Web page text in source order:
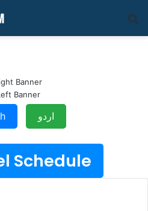
اردو
Schedule ▼